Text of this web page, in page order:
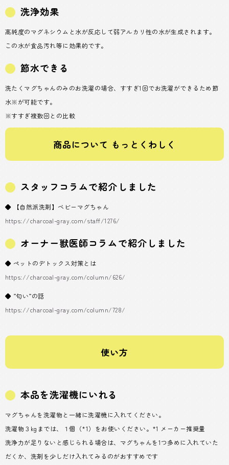
洗浄効果
高純度のマグネシウムと水が反応して弱アルカリ性の水が生成されます。
この水が食品汚れ等に効果的です。
節水できる
洗たくマグちゃんのみのお洗濯の場合、すすぎ1回でお洗濯ができるため節
水※が可能です。
※すすぎ複数回との比較
商品について もっとくわしく
スタッフコラムで紹介しました
◆ 【自然派洗剤】ベビーマグちゃん
https://charcoal-gray.com/staff/1276/
オーナー獣医師コラムで紹介しました
◆ ペットのデトックス対策とは
https://charcoal-gray.com/column/626/
◆ ”匂い”の話
https://charcoal-gray.com/column/728/
使い方
本品を洗濯機にいれる
マグちゃんを洗濯物と一緒に洗濯機に入れてください。
洗濯物３kgまでは、１個（*1）をお使いください。*1 メーカー推奨量
洗浄力が足りないと感じられる場合は、マグちゃんを1つ多めに入れていた
だくか、洗剤を少しだけ入れてみるのがおすすめです